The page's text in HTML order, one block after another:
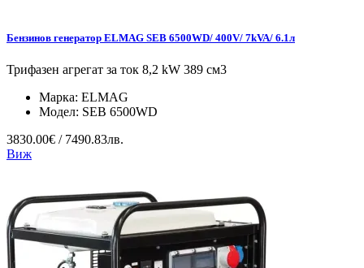
Бензинов генератор ELMAG SEB 6500WD/ 400V/ 7kVA/ 6.1л
Трифазен агрегат за ток 8,2 kW 389 см3
Марка: ELMAG
Модел: SEB 6500WD
3830.00€ / 7490.83лв.
Виж